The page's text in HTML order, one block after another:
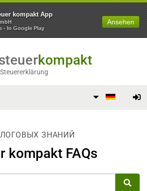
kompakt App
- In Google Play
Ansehen
kompakt
ЗНАНИЙ
kompakt FAQs